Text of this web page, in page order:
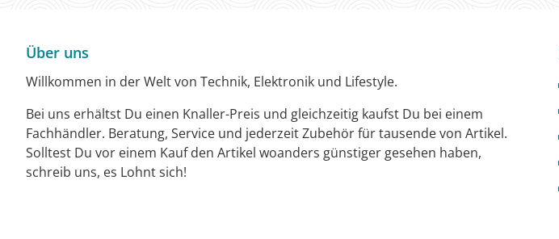
Über uns
Willkommen in der Welt von Technik, Elektronik und Lifestyle.
Bei uns erhältst Du einen Knaller-Preis und gleichzeitig kaufst Du bei einem
Fachhändler. Beratung, Service und jederzeit Zubehör für tausende von Artikel.
Solltest Du vor einem Kauf den Artikel woanders günstiger gesehen haben,
schreib uns, es Lohnt sich!